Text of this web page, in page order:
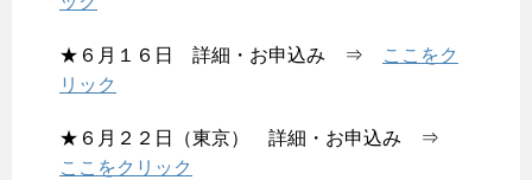
★６月１６日 詳細・お申込み ⇒
ここをク
リック
★６月２２日（東京） 詳細・お申込み ⇒
ここをクリック